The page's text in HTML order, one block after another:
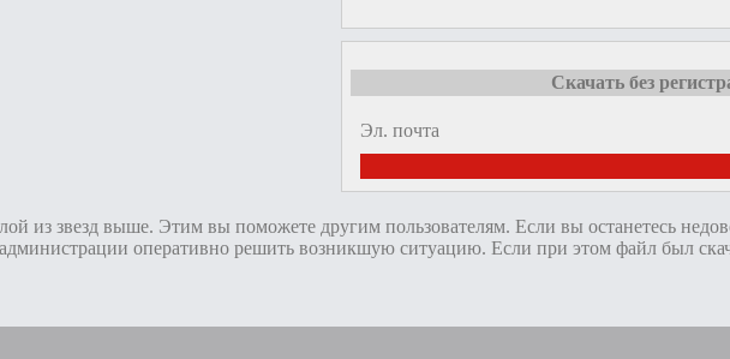
Скачать без
Эл. почта
из звезд выше. Этим вы поможете другим пользователям. Если вы останетесь
оперативно решить возникшую ситуацию. Если при этом файл был